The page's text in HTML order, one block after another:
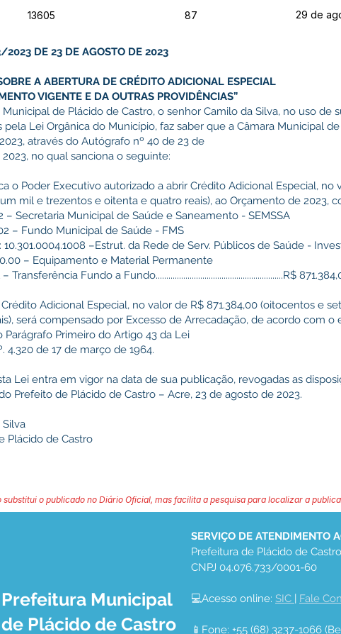
13605
87 29 de
2023 DE 23 DE AGOSTO DE 2023
A ABERTURA DE CRÉDITO ADICIONAL ESPECIAL
VIGENTE E DA OUTRAS PROVIDÊNCIAS”
de Plácido de Castro, o senhor Camilo da Silva, no uso de
pela Lei Orgânica do Município, faz saber que a Câmara Municipal
através do Autógrafo nº 40 de 23 de
no qual sanciona o seguinte:
o Poder Executivo autorizado a abrir Crédito Adicional Especial, no
mil e trezentos e oitenta e quatro reais), ao Orçamento de 2023,
– Secretaria Municipal de Saúde e Saneamento - SEMSSA
– Fundo Municipal de Saúde - FMS
10.301.0004.1008 –Estrut. da Rede de Serv. Públicos de Saúde -
– Equipamento e Material Permanente
Transferência Fundo a Fundo............................................................R$
Crédito Adicional Especial, no valor de R$ 871.384,00 (oitocentos e
será compensado por Excesso de Arrecadação, de acordo com
Parágrafo Primeiro do Artigo 43 da Lei
4.320 de 17 de março de 1964.
Lei entra em vigor na data de sua publicação, revogadas as
Prefeito de Plácido de Castro – Acre, 23 de agosto de 2023.
Plácido de Castro
substitui o publicado no Diário Oficial, mas facilita a pesquisa para localizar a
Prefeitura Municipal
de Plácido de Castro
SERVIÇO DE ATENDIMENTO
Prefeitura de Plácido de
CNPJ 04.076.733/0001-60
💻Acesso online: SIC | Fale
📱Fone: +55 (68) 3237-1066